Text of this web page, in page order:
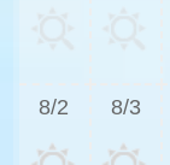
8/2 8/3